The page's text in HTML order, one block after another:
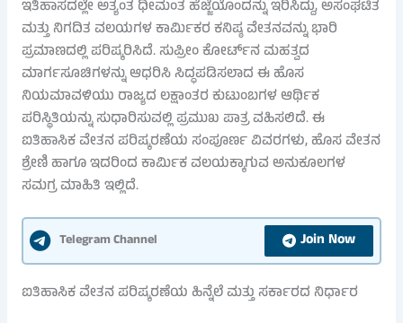
ಇತಿಹಾಸದಲ್ಲೇ ಅತ್ಯಂತ ಧೀಮಂತ ಹೆಜ್ಜೆಯೊಂದನ್ನು ಇರಿಸಿದ್ದು, ಅಸಂಘಟಿತ
ಮತ್ತು ನಿಗದಿತ ವಲಯಗಳ ಕಾರ್ಮಿಕರ ಕನಿಷ್ಠ ವೇತನವನ್ನು ಭಾರಿ
ಪ್ರಮಾಣದಲ್ಲಿ ಪರಿಷ್ಕರಿಸಿದೆ. ಸುಪ್ರೀಂ ಕೋರ್ಟ್‌ನ ಮಹತ್ವದ
ಮಾರ್ಗಸೂಚಿಗಳನ್ನು ಆಧರಿಸಿ ಸಿದ್ಧಪಡಿಸಲಾದ ಈ ಹೊಸ
ನಿಯಮಾವಳಿಯು ರಾಜ್ಯದ ಲಕ್ಷಾಂತರ ಕುಟುಂಬಗಳ ಆರ್ಥಿಕ
ಪರಿಸ್ಥಿತಿಯನ್ನು ಸುಧಾರಿಸುವಲ್ಲಿ ಪ್ರಮುಖ ಪಾತ್ರ ವಹಿಸಲಿದೆ. ಈ
ಐತಿಹಾಸಿಕ ವೇತನ ಪರಿಷ್ಕರಣೆಯ ಸಂಪೂರ್ಣ ವಿವರಗಳು, ಹೊಸ ವೇತನ
ಶ್ರೇಣಿ ಹಾಗೂ ಇದರಿಂದ ಕಾರ್ಮಿಕ ವಲಯಕ್ಕಾಗುವ ಅನುಕೂಲಗಳ
ಸಮಗ್ರ ಮಾಹಿತಿ ಇಲ್ಲಿದೆ.
Telegram Channel Join Now
ಐತಿಹಾಸಿಕ ವೇತನ ಪರಿಷ್ಕರಣೆಯ ಹಿನ್ನೆಲೆ ಮತ್ತು ಸರ್ಕಾರದ ನಿರ್ಧಾರ